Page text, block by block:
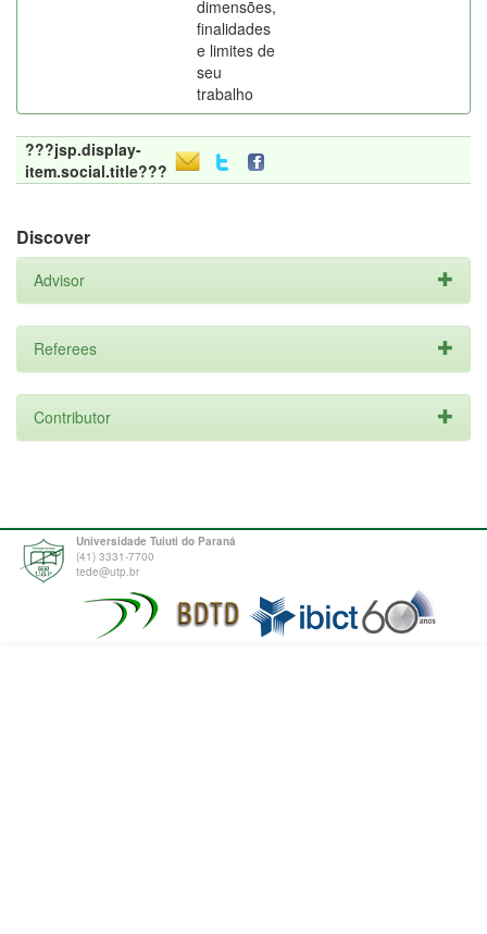
dimensões,
finalidades
e limites de
seu
trabalho
???jsp.display-
item.social.title???
Discover
Advisor
Referees
Contributor
Universidade Tuiuti do Paraná
(41) 3331-7700
tede@utp.br